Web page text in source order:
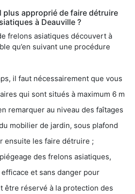
plus approprié de faire détruire
à Deauville ?
frelons asiatiques découvert à
qu’en suivant une procédure
il faut nécessairement que vous
qui sont situés à maximum 6 m
remarquer au niveau des faîtages
mobilier de jardin, sous plafond
ensuite les faire détruire ;
des frelons asiatiques,
efficace et sans danger pour
être réservé à la protection des